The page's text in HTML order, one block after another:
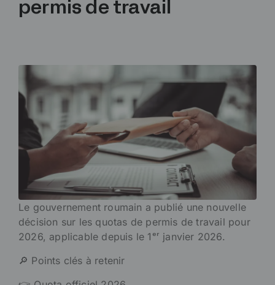
permis de travail
Le gouvernement roumain a publié une nouvelle
décision sur les quotas de permis de travail pour
2026, applicable depuis le 1ᵉʳ janvier 2026.
🔎 Points clés à retenir